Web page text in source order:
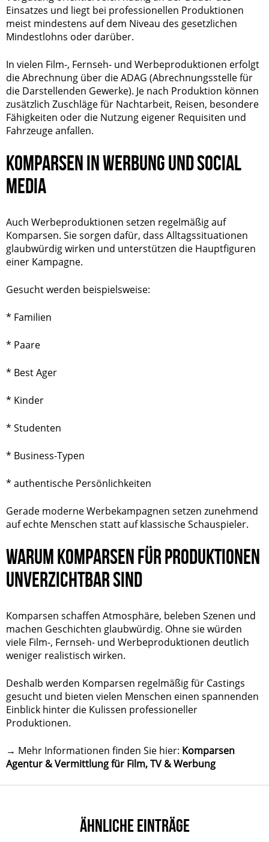
Einsatzes und liegt bei professionellen Produktionen
meist mindestens auf dem Niveau des gesetzlichen
Mindestlohns oder darüber.
In vielen Film-, Fernseh- und Werbeproduktionen erfolgt
die Abrechnung über dieADAG (Abrechnungsstelle für
die Darstellenden Gewerke). Je nach Produktion können
zusätzlich Zuschläge für Nachtarbeit, Reisen, besondere
Fähigkeiten oder die Nutzung eigener Requisiten und
Fahrzeuge anfallen.
KOMPARSEN IN WERBUNG UND SOCIAL
MEDIA
Auch Werbeproduktionen setzen regelmäßig auf
Komparsen. Sie sorgen dafür, dass Alltagssituationen
glaubwürdig wirken und unterstützen die Hauptfiguren
einer Kampagne.
Gesucht werden beispielsweise:
* Familien
* Paare
* Best Ager
* Kinder
* Studenten
* Business-Typen
* authentische Persönlichkeiten
Gerade moderne Werbekampagnen setzen zunehmend
auf echte Menschen statt auf klassische Schauspieler.
WARUM KOMPARSEN FÜR PRODUKTIONEN
UNVERZICHTBAR SIND
Komparsen schaffen Atmosphäre, beleben Szenen und
machen Geschichten glaubwürdig. Ohne sie würden
viele Film-, Fernseh- und Werbeproduktionen deutlich
weniger realistisch wirken.
Deshalb werden Komparsen regelmäßig für Castings
gesucht und bieten vielen Menschen einen spannenden
Einblick hinter die Kulissen professioneller
Produktionen.
→ Mehr Informationen finden Sie hier: Komparsen
Agentur & Vermittlung für Film, TV & Werbung
ÄHNLICHE EINTRÄGE